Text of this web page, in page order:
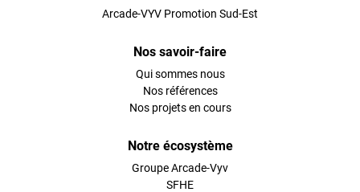
Arcade-VYV Promotion Sud-Est
Nos savoir-faire
Qui sommes nous
Nos références
Nos projets en cours
Notre écosystème
Groupe Arcade-Vyv
SFHE